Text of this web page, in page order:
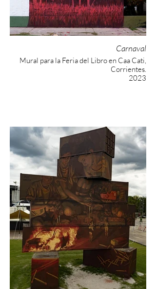
Carnaval
Mural para la Feria del Libro en Caa Cati,
Corrientes.
2023